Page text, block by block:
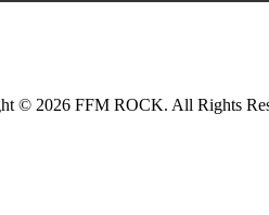
© 2026 FFM ROCK. All Rights